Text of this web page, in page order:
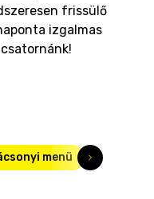
frissülő
izgalmas
menü